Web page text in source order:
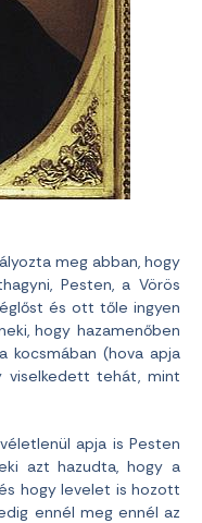
meg abban, hogy
Pesten, a Vörös
és ott tőle ingyen
hogy hazamenőben
kocsmában (hova apja
viselkedett tehát, mint
apja is Pesten
azt hazudta, hogy a
hogy levelet is hozott
ennél meg ennél az